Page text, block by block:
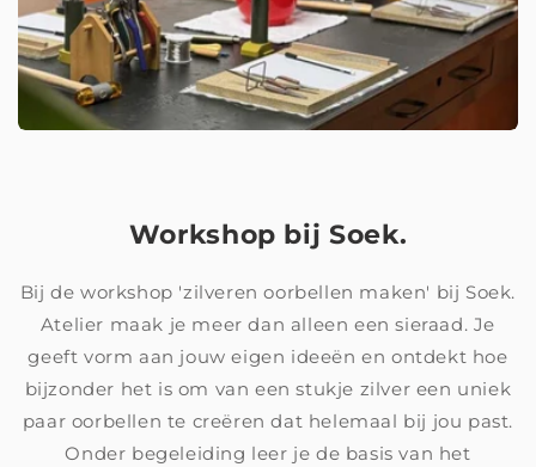
Workshop bij Soek.
Bij de workshop 'zilveren oorbellen maken' bij Soek.
Atelier maak je meer dan alleen een sieraad. Je
geeft vorm aan jouw eigen ideeën en ontdekt hoe
bijzonder het is om van een stukje zilver een uniek
paar oorbellen te creëren dat helemaal bij jou past.
Onder begeleiding leer je de basis van het